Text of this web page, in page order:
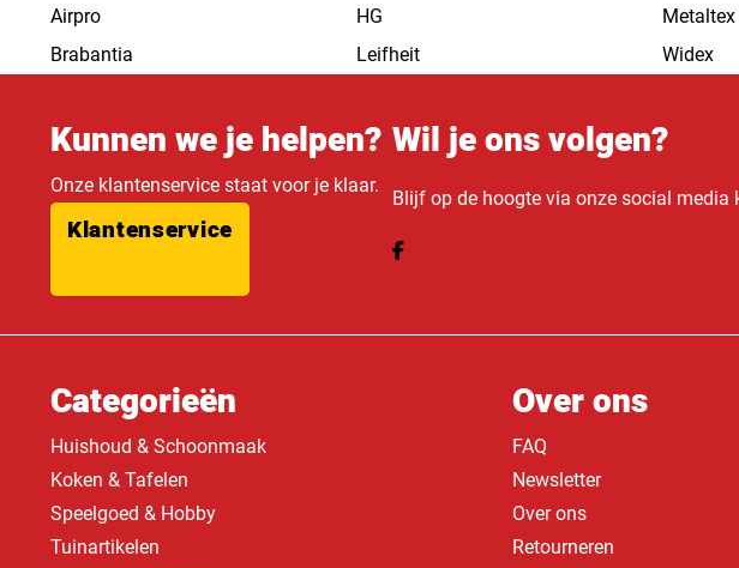
Airpro
Brabantia
HG
Leifheit
Metaltex
Widex
Kunnen we je helpen?
Onze klantenservice staat voor je klaar.
Klantenservice
Wil je ons volgen?
Blijf op de hoogte via onze social media
Categorieën
Huishoud & Schoonmaak
Koken & Tafelen
Speelgoed & Hobby
Tuinartikelen
Over ons
FAQ
Newsletter
Over ons
Retourneren